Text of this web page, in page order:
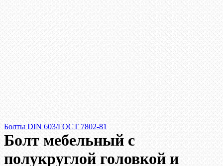
Болты DIN 603/ГОСТ 7802-81
Болт мебельный с
полукруглой головкой и